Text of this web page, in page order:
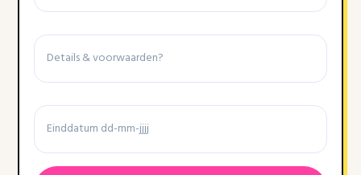
Details
voorwaarden
Einddatum
Datumnotatie:DD